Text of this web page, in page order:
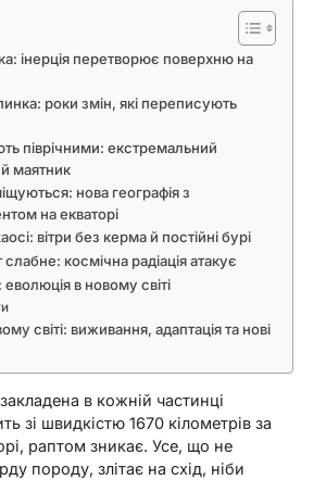
інерція перетворює поверхню на
роки змін, які переписують
піврічними: екстремальний
маятник
нова географія з
на екваторі
вітри без керма й постійні бурі
космічна радіація атакує
в новому світі
світі: виживання, адаптація та нові
в кожній частинці
зі швидкістю 1670 кілометрів за
раптом зникає. Усе, що не
породу, злітає на схід, ніби